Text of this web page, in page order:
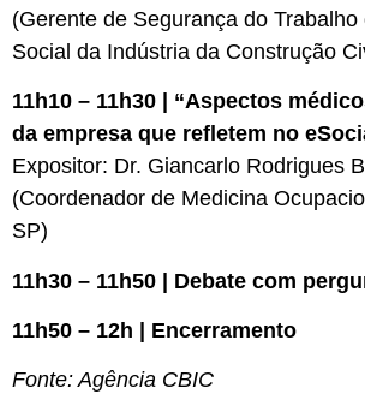
(Gerente de Segurança do Trabalho
Social da Indústria da Construção
11h10 – 11h30 | “Aspectos
da empresa que refletem no
Expositor: Dr. Giancarlo Rodrigues
(Coordenador de Medicina
SP)
11h30 – 11h50 | Debate com
11h50 – 12h | Encerramento
Fonte: Agência CBIC